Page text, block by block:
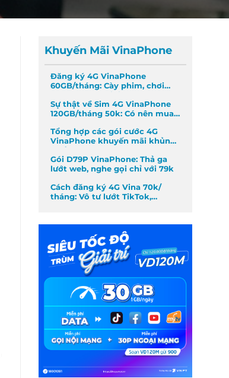
Khuyến Mãi VinaPhone
Đăng ký 4G VinaPhone
60GB/tháng: Cày phim, chơi
Sự thật về Sim 4G VinaPhone
120GB/tháng 50k: Có nên mua
Tổng hợp các gói cước 4G
VinaPhone khuyến mãi khủng
Gói D79P VinaPhone: Thả ga
lướt web, nghe gọi chỉ với 79k
Cách đăng ký 4G Vina 70k/
tháng: Vô tư lướt TikTok,